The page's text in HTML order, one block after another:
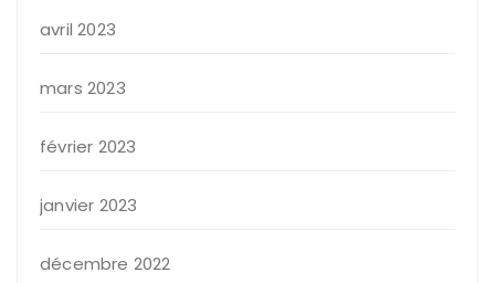
avril 2023
mars 2023
février 2023
janvier 2023
décembre 2022